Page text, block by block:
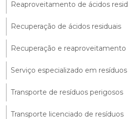
Reaproveitamento de ácidos
Recuperação de ácidos residuais
Recuperação e
Serviço especializado em
Transporte de resíduos perigosos
Transporte licenciado de resíduos